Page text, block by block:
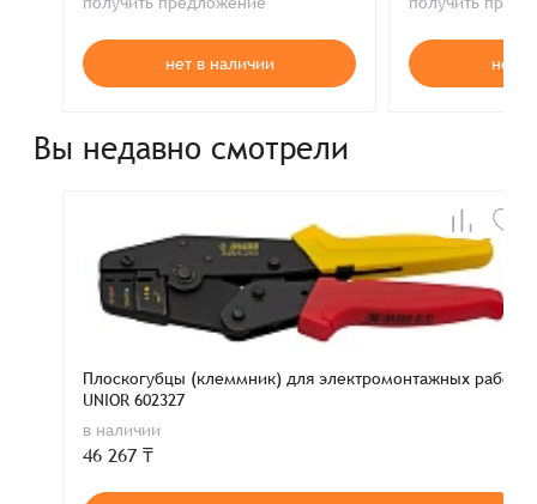
нет в наличии нет в
Вы недавно смотрели
Плоскогубцы (клеммник) для электромонтажных работ
UNIOR 602327
в наличии
46 267 ₸